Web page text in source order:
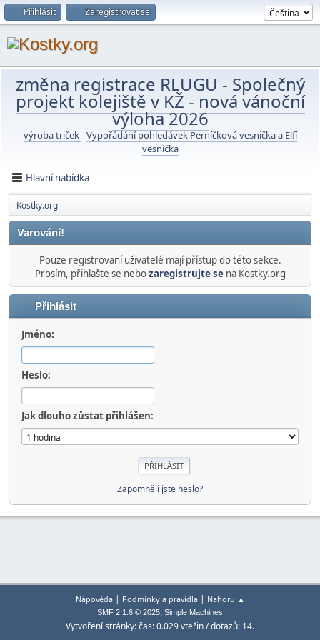
Přihlásit Zaregistrovat se
změna registrace RLUGU - Společný
projekt kolejiště v KŽ-nová vánoční
výloha 2026
výroba triček-Vypořádání pohledávek Perníčková vesnička a Elfí
vesnička
Hlavní nabídka
Kostky.org
Varování!
Pouze registrovaní uživatelé mají přístup do této sekce.
Prosím, přihlašte se nebozaregistrujte sena Kostky.org
Přihlásit
Jméno:
Heslo:
Jak dlouho zůstat přihlášen:
Zapomněli jste heslo?
Nápověda| Podmínky a pravidla| Nahoru ▲
SMF 2.1.6 © 2025, Simple Machines
Vytvoření stránky: čas: 0.029 vteřin / dotazů: 14.